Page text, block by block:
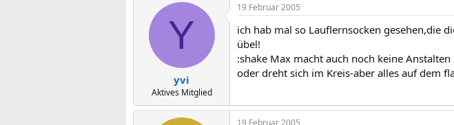
Y
yvi
Aktives Mitglied
19 Februar 2005
ich hab mal so Lauflernsocken gesehen,die
übel!
:shake Max macht auch noch keine
oder dreht sich im Kreis-aber alles auf dem
19 Februar 2005